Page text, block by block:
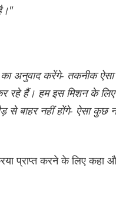
अनुवाद करेंगे- तकनीक ऐसा
रहे हैं। हम इस मिशन के लिए
से बाहर नहीं होंगे- ऐसा कुछ
प्राप्त करने के लिए कहा